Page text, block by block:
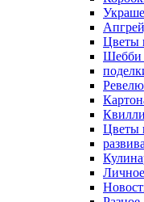
Цветы
Шебби
Цветы
Личное